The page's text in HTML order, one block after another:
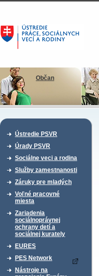
Občan
Ústredie PSVR
Úrady PSVR
Sociálne veci a rodina
Služby zamestnanosti
Záruky pre mladých
Voľné pracovné
miesta
Zariadenia
sociálnoprávnej
ochrany detí a
sociálnej kurately
EURES
PES Network
Nástroje na